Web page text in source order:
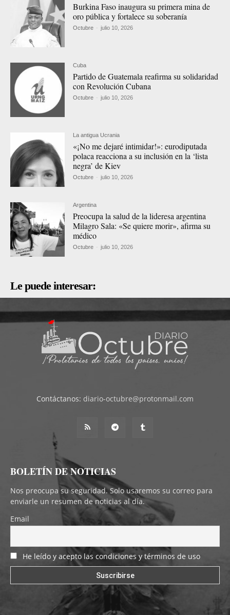
Burkina Faso inaugura su primera mina de
oro pública y fortalece su soberanía
Octubre - julio 10, 2026
Cuba
Partido de Guatemala reafirma su solidaridad
con Revolución Cubana
Octubre - julio 10, 2026
La antigua Ucrania
«¡No me dejaré intimidar!»: eurodiputada
polaca reacciona a su inclusión en la ‘lista
negra’ de Kiev
Octubre - julio 10, 2026
Argentina
Preocupa la salud de la lideresa argentina
Milagro Sala: «Se quiere morir», afirma su
médico
Octubre - julio 10, 2026
Le puede interesar:
Contáctanos: diario-octubre@protonmail.com
BOLETÍN DE NOTICIAS
Nos preocupa su seguridad. Solo usaremos su correo para
enviarle un resumen de noticias al día.
Email
He leído y acepto las condiciones y términos de uso